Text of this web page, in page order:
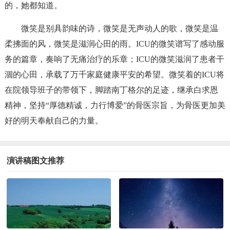
的，她都知道。
微笑是别具韵味的诗，微笑是无声动人的歌，微笑是温
柔拂面的风，微笑是滋润心田的雨。ICU的微笑谱写了感动服
务的篇章，奏响了无痛治疗的乐章；ICU的微笑滋润了患者干
涸的心田，承载了万千家庭健康平安的希望。微笑着的ICU将
在院领导班子的带领下，脚踏南丁格尔的足迹，继承白求恩
精神，坚持“厚德精诚，力行博爱”的骨医宗旨，为骨医更加美
好的明天奉献自己的力量。
演讲稿图文推荐